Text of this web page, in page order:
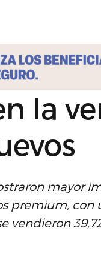
la
mayor
premium, con
vendieron